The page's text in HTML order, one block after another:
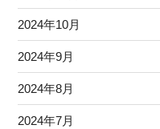
2024年10月
2024年9月
2024年8月
2024年7月